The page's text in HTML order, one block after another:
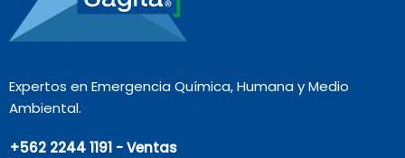
Expertos en Emergencia Química, Humana y Medio
Ambiental.
+562 2244 1191 - Ventas